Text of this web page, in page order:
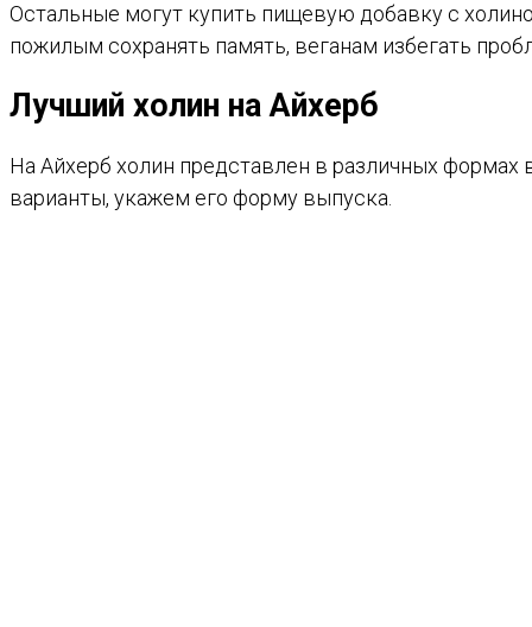
Остальные могут купить пищевую добавку с
пожилым сохранять память, веганам избегать
Лучший холин на Айхерб
На Айхерб холин представлен в различных
варианты, укажем его форму выпуска.